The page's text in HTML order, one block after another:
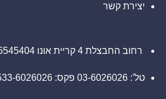
יצירת קשר
רחוב החבצלת 4 קריית אונו 5545404
טל': 03-6026026 פקס: 1533-6026026